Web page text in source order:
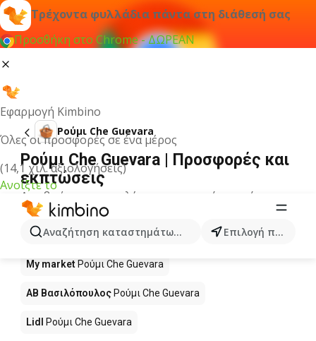
Τρέχοντα φυλλάδια πάντα στη διάθεσή σας
Προσθήκη στο Chrome - ΔΩΡΕΑΝ
Εφαρμογή Kimbino
Όλες οι προσφορές σε ένα μέρος
(14,1 χιλ. αξιολογήσεις)
Ανοίξτε το
Αναζήτηση καταστημάτων, κατηγοριών, προϊόντων...
Επιλογή πόλης
Ρούμι Che Guevara
Ρούμι Che Guevara | Προσφορές και
εκπτώσεις
Δεν βρήκαμε αποτελέσματα για αυτόν τον όρο.
Ρούμι Che Guevara σε προσφορά -
Πού να αγοράσετε;
My market Ρούμι Che Guevara
ΑΒ Βασιλόπουλος Ρούμι Che Guevara
Lidl Ρούμι Che Guevara